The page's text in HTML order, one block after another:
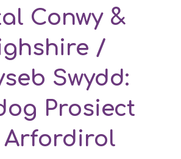
Conwy &
/
Swydd:
Prosiect